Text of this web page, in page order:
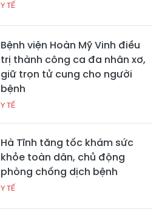
Y TẾ
Bệnh viện Hoàn Mỹ Vinh điều
trị thành công ca đa nhân xơ,
giữ trọn tử cung cho người
bệnh
Y TẾ
Hà Tĩnh tăng tốc khám sức
khỏe toàn dân, chủ động
phòng chống dịch bệnh
Y TẾ